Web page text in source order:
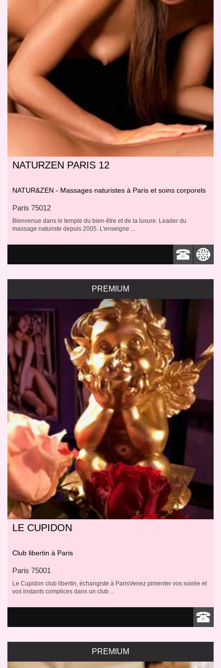
NATURZEN PARIS 12
NATUR&ZEN - Massages naturistes à Paris et soins corporels
Paris 75012
Bienvenue dans le temple du bien-être et de la luxure. Leader du
massage naturiste depuis 2005. L'enseigne ...
PREMIUM
LE CUPIDON
Club libertin à Paris
Paris 75001
Le Cupidon club libertin, échangiste à ParisVenez pimenter vos soirée et
vos instants complices dans un club ...
PREMIUM